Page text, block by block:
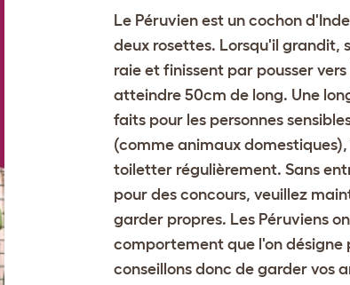
Le Péruvien est un cochon
deux rosettes. Lorsqu'il grandit,
raie et finissent par pousser
atteindre 50cm de long. Une
faits pour les personnes
(comme animaux
toiletter régulièrement. Sans
pour des concours, veuillez
garder propres. Les Péruviens
comportement que l'on désigne
conseillons donc de garder vos